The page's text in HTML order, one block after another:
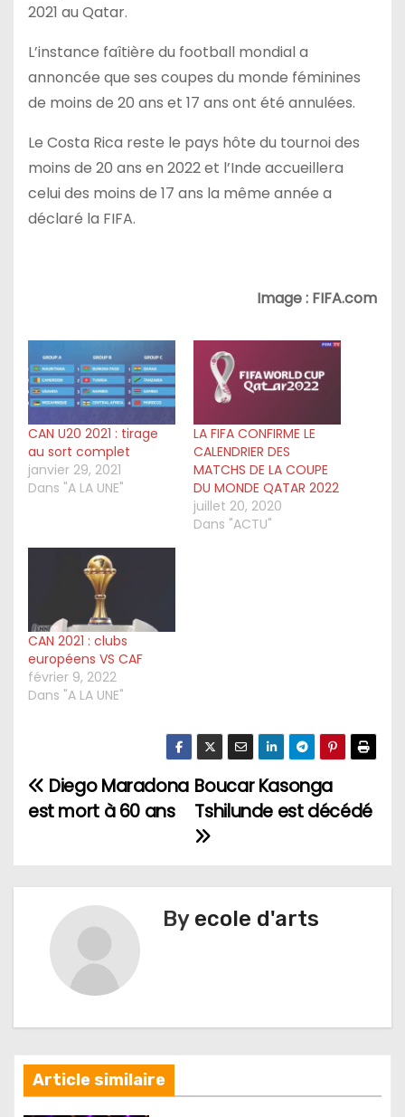
2021 au Qatar.
L’instance faîtière du football mondial a
annoncée que ses coupes du monde féminines
de moins de 20 ans et 17 ans ont été annulées.
Le Costa Rica reste le pays hôte du tournoi des
moins de 20 ans en 2022 et l’Inde accueillera
celui des moins de 17 ans la même année a
déclaré la FIFA.
Image : FIFA.com
CAN U20 2021 : tirage
au sort complet
janvier 29, 2021
Dans "A LA UNE"
LA FIFA CONFIRME LE
CALENDRIER DES
MATCHS DE LA COUPE
DU MONDE QATAR 2022
juillet 20, 2020
Dans "ACTU"
CAN 2021 : clubs
européens VS CAF
février 9, 2022
Dans "A LA UNE"
N
t
i
o
Boucar Kasonga
Tshilunde est décédé
Diego Maradona
est mort à 60 ans
By ecole d'arts
Article similaire